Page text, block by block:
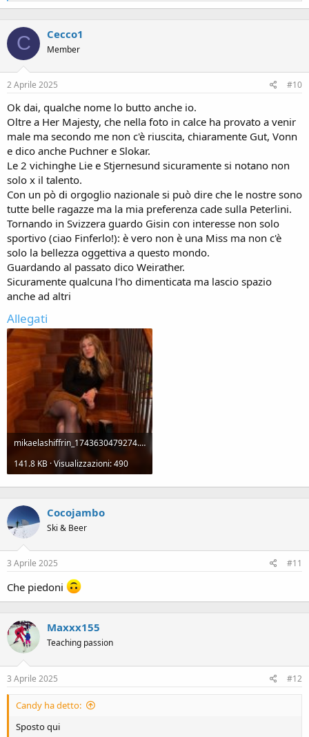
a
t
o
:
C Cecco1
Member
2 Aprile 2025 #10
Ok dai, qualche nome lo butto anche io.
Oltre a Her Majesty, che nella foto in calce ha provato a venir
male ma secondo me non c'è riuscita, chiaramente Gut, Vonn
e dico anche Puchner e Slokar.
Le 2 vichinghe Lie e Stjernesund sicuramente si notano non
solo x il talento.
Con un pò di orgoglio nazionale si può dire che le nostre sono
tutte belle ragazze ma la mia preferenza cade sulla Peterlini.
Tornando in Svizzera guardo Gisin con interesse non solo
sportivo (ciao Finferlo!): è vero non è una Miss ma non c'è
solo la bellezza oggettiva a questo mondo.
Guardando al passato dico Weirather.
Sicuramente qualcuna l'ho dimenticata ma lascio spazio
anche ad altri
Allegati
mikaelashiffrin_1743630479274.jpg
141.8 KB · Visualizzazioni: 490
Cocojambo
Ski & Beer
3 Aprile 2025 #11
Che piedoni
Maxxx155
Teaching passion
3 Aprile 2025 #12
Candy ha detto:
Sposto qui